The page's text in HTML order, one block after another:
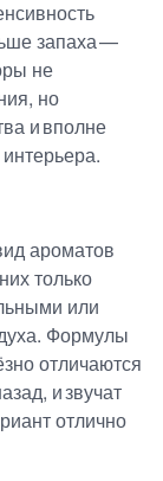
запаха —
не
но
и вполне
ароматов
только
или
Формулы
отличаются
и звучат
отлично